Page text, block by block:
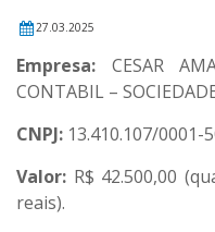
27.03.2025
Empresa: CESAR
CONTABIL –
CNPJ: 13.410.107/0001-
Valor: R$ 42.500,00
reais).